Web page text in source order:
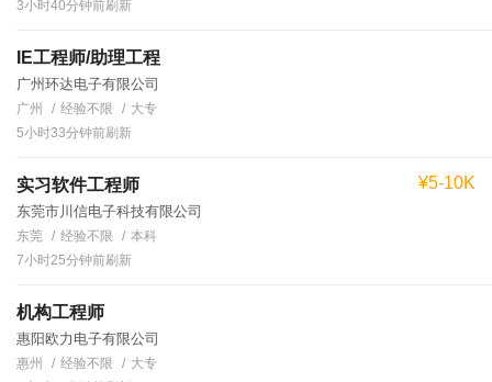
3小时40分钟前刷新
IE工程师/助理工程
广州环达电子有限公司
广州 经验不限
大专
5小时33分钟前刷新
实习软件工程师
东莞市川信电子科技有限公司
¥5-10K
东莞 经验不限
本科
7小时25分钟前刷新
机构工程师
惠阳欧力电子有限公司
惠州 经验不限
大专